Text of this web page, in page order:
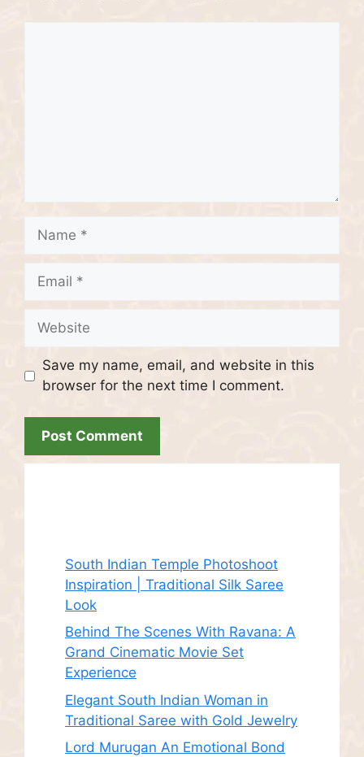
Name
Email
Website
Save my name, email, and website in this
browser for the next time I comment.
South Indian Temple Photoshoot
Inspiration | Traditional Silk Saree
Look
Behind The Scenes With Ravana: A
Grand Cinematic Movie Set
Experience
Elegant South Indian Woman in
Traditional Saree with Gold Jewelry
Lord Murugan An Emotional Bond